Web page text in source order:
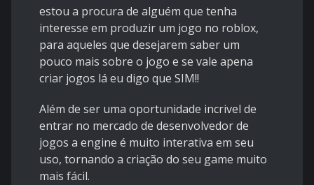
estou a procura de alguém que tenha
interesse em produzir um jogo no roblox,
para aqueles que desejarem saber um
pouco mais sobre o jogo e se vale apena
criar jogos lá eu digo que SIM!!
Além de ser uma oportunidade incrivel de
entrar no mercado de desenvolvedor de
jogos a engine é muito interativa em seu
uso, tornando a criação do seu game muito
mais fácil.